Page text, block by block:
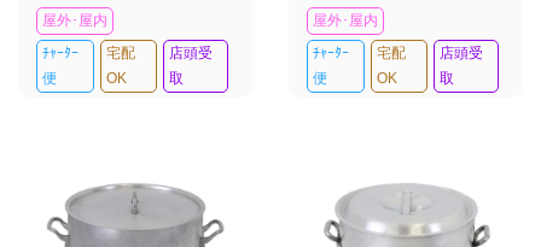
屋外･屋内
ﾁｬｰﾀｰ
便
宅配
OK
店頭受
取
屋外･屋内
ﾁｬｰﾀｰ
便
宅配
OK
店頭受
取